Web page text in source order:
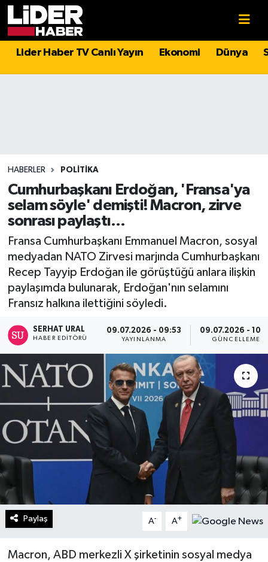
Lider Haber TV Canlı Yayın Ekonomi Dünya
HABERLER POLITIKA
Cumhurbaşkanı Erdoğan, 'Fransa'ya
selam söyle' demişti! Macron, zirve
sonrası paylaştı...
Fransa Cumhurbaşkanı Emmanuel Macron, sosyal
medyadan NATO Zirvesi marjında Cumhurbaşkanı
Recep Tayyip Erdoğan ile görüştüğü anlara ilişkin
paylaşımda bulunarak, Erdoğan'nın selamını
Fransız halkına ilettiğini söyledi.
SERHAT URAL
HABER EDITÖRÜ
09.07.2026 - 09:53
YAYINLANMA
09.07.2026 -
GÜNCELLEME
Paylaş A- A+
Macron, ABD merkezli X şirketinin sosyal medya
Politika
Magazin
Spor
Sağlık
Teknoloji
Turizm
Hava Durumu
Süper Lig Puan Durumu ve Fikstür
Tüm Manşetler
Son Dakika Haberleri
Haber Arşivi